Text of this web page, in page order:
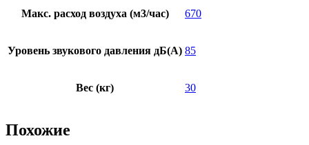
Макс. расход воздуха (м3/час) 670
Уровень звукового давления дБ(А) 85
Вес (кг) 30
Похожие